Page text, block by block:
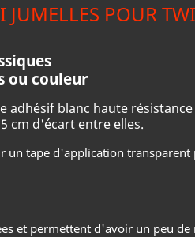
JUMELLES POUR
ou couleur
adhésif blanc haute
cm d'écart entre elles.
un tape d'application
et permettent d'avoir un peu de